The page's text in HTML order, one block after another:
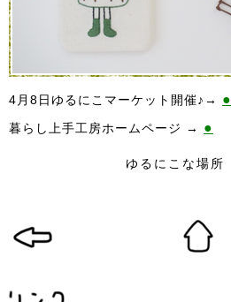
4月8日ゆるにこマーケット開催♪→ ●
暮らし上手工房ホームページ → ●
ゆるにこな場所